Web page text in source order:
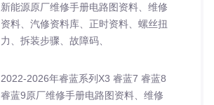
新能源原厂维修手册电路图资料、维修
资料、汽修资料库、正时资料、螺丝扭
力、拆装步骤、故障码、
2022-2026年睿蓝系列X3 睿蓝7 睿蓝8
睿蓝9原厂维修手册电路图资料、维修